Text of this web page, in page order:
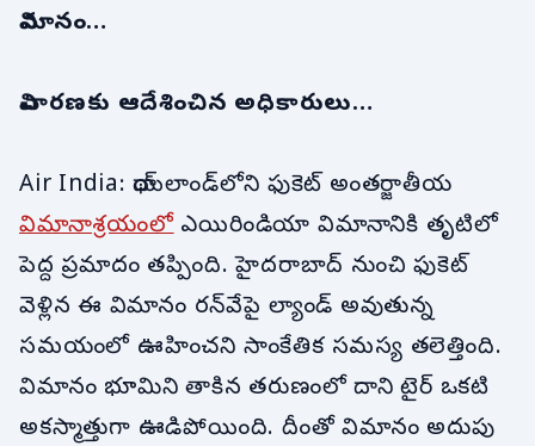
విమానం…
విచారణకు ఆదేశించిన అధికారులు…
Air India: థాయ్‌లాండ్‌లోని ఫుకెట్ అంతర్జాతీయ
విమానాశ్రయంలోఎయిరిండియా విమానానికి తృటిలో
పెద్ద ప్రమాదం తప్పింది. హైదరాబాద్ నుంచి ఫుకెట్
వెళ్లిన ఈ విమానం రన్‌వేపై ల్యాండ్ అవుతున్న
సమయంలో ఊహించని సాంకేతిక సమస్య తలెత్తింది.
విమానం భూమిని తాకిన తరుణంలో దాని టైర్ ఒకటి
అకస్మాత్తుగా ఊడిపోయింది. దీంతో విమానం అదుపు